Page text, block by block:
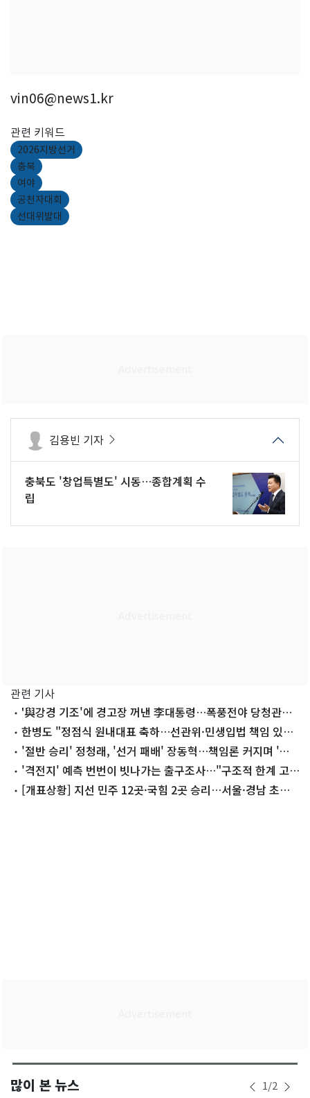
vin06@news1.kr
관련 키워드
2026지방선거
충북
여야
공천자대회
선대위발대
김용빈 기자
충북도 '창업특별도' 시동…종합계획 수
립
관련 기사
'與강경 기조'에 경고장 꺼낸 李대통령…폭풍전야 당청관계
금주 분수령
한병도 "정점식 원내대표 축하…선관위·민생입법 책임 있는
자세 기대"
'절반 승리' 정청래, '선거 패배' 장동혁…책임론 커지며 '암
운''격전지' 예측 번번이 빗나가는 출구조사…"구조적 한계 고민
할 때"
[개표상황] 지선 민주 12곳·국힘 2곳 승리…서울·경남 초박
많이 본 뉴스 1/2